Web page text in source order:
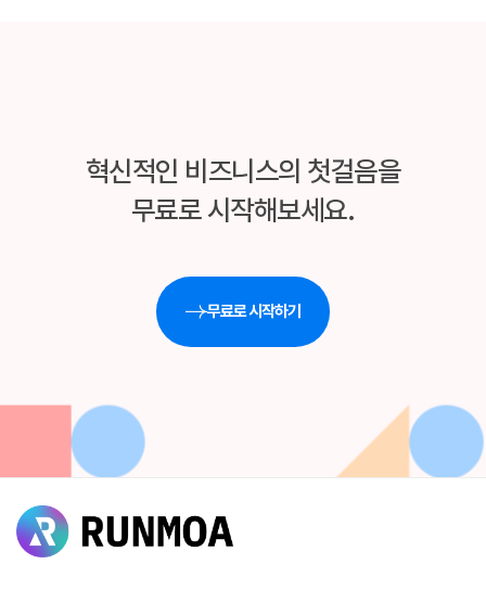
혁신적인 비즈니스의 첫걸음을
무료로 시작해보세요.
무료로 시작하기